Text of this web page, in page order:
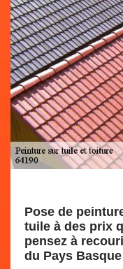
Pose de
tuile à des prix
pensez à
du Pays Basque